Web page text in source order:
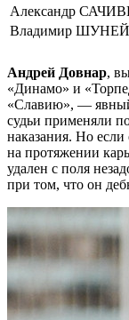
Александр
Владимир
Андрей Довнар,
«Динамо» и
«Славию», —
судьи применяли
наказания. Но
на протяжении
удален с поля
при том, что он